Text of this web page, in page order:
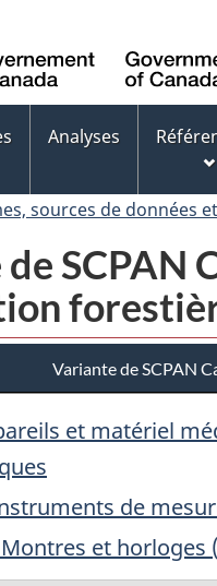
Analyses
sources de données
SCPAN
Variante de SCPAN
et matériel
de
et